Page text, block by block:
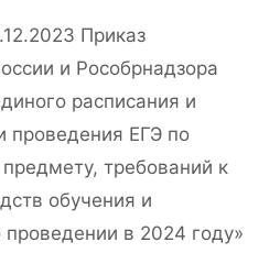
Приказ
и Рособрнадзора
расписания и
проведения ЕГЭ по
требований к
обучения и
проведении в 2024 году»